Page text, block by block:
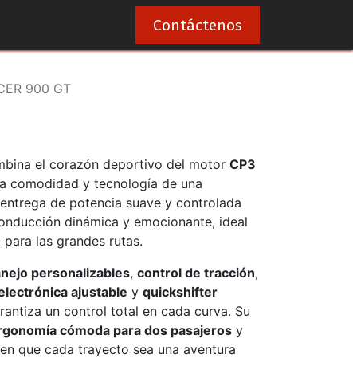
Contáctenos
900 GT
el corazón deportivo del motor CP3
comodidad y tecnología de una
de potencia suave y controlada
dinámica y emocionante, ideal
las grandes rutas.
personalizables, control de tracción,
ajustable y quickshifter
un control total en cada curva. Su
cómoda para dos pasajeros y
que cada trayecto sea una aventura